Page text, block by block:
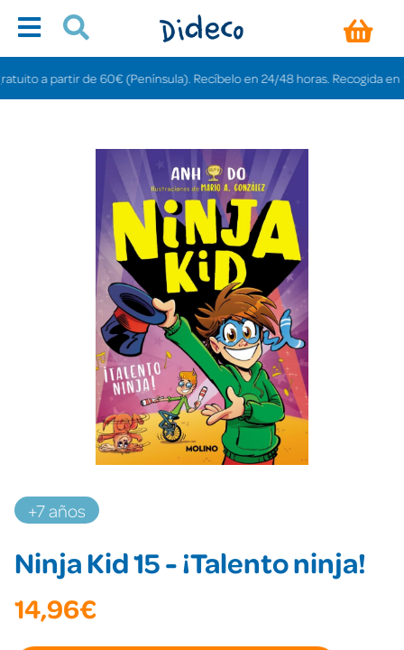
a partir de 60€ (Península). Recíbelo en 24/48 horas. Recogida en
+7 años
Ninja Kid 15 - ¡Talento ninja!
14,96€